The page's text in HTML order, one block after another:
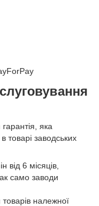
яка
товарі заводських
від 6 місяців,
само заводи
належної